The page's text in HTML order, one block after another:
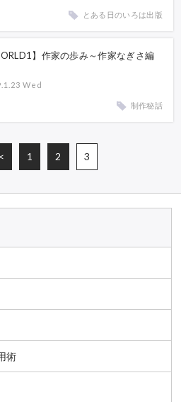
とある日のいろは出版
】作家の歩み～作家なぎさ編
Wed
制作秘話
< 1 2 3
術